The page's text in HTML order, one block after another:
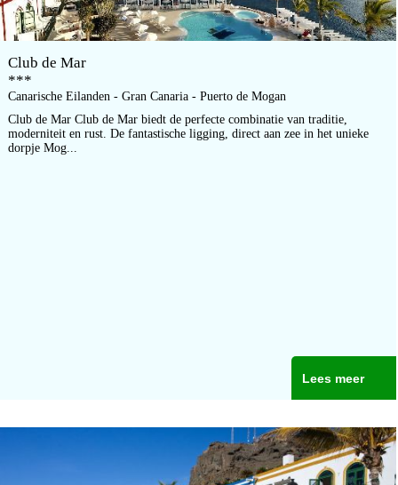
Club de Mar
***
Canarische Eilanden - Gran Canaria - Puerto de Mogan
Club de Mar Club de Mar biedt de perfecte combinatie van traditie,
moderniteit en rust. De fantastische ligging, direct aan zee in het unieke
dorpje Mog...
Lees meer